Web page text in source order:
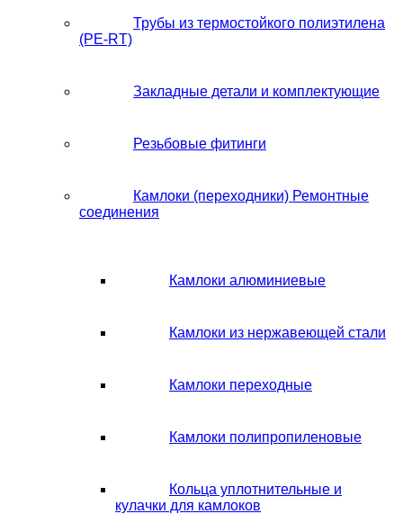
Трубы из термостойкого полиэтилена
(PE-RT)
Закладные детали и комплектующие
Резьбовые фитинги
Камлоки (переходники) Ремонтные
соединения
Камлоки алюминиевые
Камлоки из нержавеющей стали
Камлоки переходные
Камлоки полипропиленовые
Кольца уплотнительные и
кулачки для камлоков